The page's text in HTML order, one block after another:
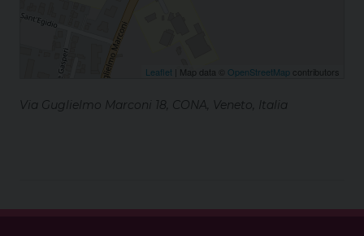
Leaflet | Map data © OpenStreetMap contributors
Via Guglielmo Marconi 18, CONA, Veneto, Italia